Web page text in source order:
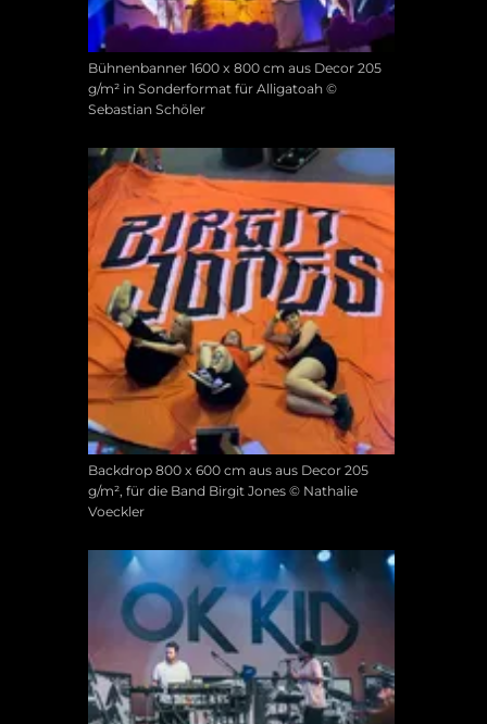
Bühnenbanner 1600 x 800 cm aus Decor 205
g/m² in Sonderformat für Alligatoah ©
Sebastian Schöler
Backdrop 800 x 600 cm aus aus Decor 205
g/m², für die Band Birgit Jones © Nathalie
Voeckler